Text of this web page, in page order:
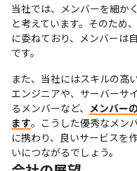
当社では、メンバーを細か
と考えています。そのため
に委ねており、メンバーは
です。
また、当社にはスキルの高
エンジニアや、サーバーサ
るメンバーなど、 メンバー
ます。こうした優秀なメン
に携わり、良いサービスを
いにつながるでしょう。